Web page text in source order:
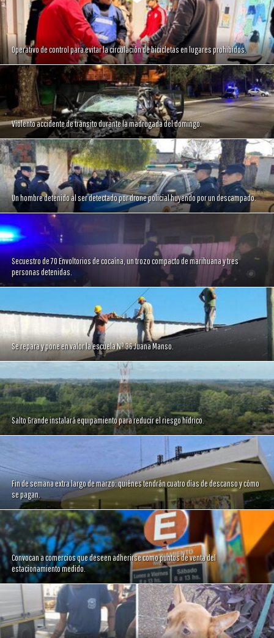
Operativo de control para evitar la circulación de bicicletas en lugares prohibidos.
Violento accidente de tránsito durante la madrugada del domingo.
Un hombre detenido al ser detectado por drone policial huyendo por un descampado.
Secuestro de 70 Envoltorios de cocaína, un trozo compacto de marihuana y tres
personas detenidas.
Se repara y pone en valor la escuela Nº 36 Juana Manso.
Salto Grande instalará equipamiento para reducir el riesgo hídrico.
Fin de semana extra largo de marzo: quiénes tendrán cuatro días de descanso y cómo
se pagan.
Convocan a comercios que deseen adherirse como puntos de venta del
estacionamiento medido.